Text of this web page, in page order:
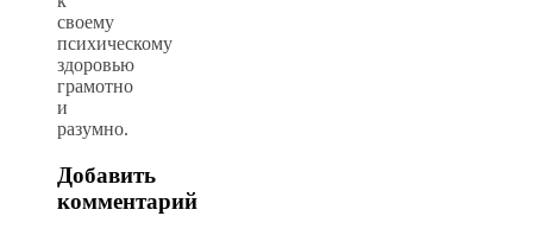
своему
психическому
здоровью
грамотно
и
разумно.
Добавить
комментарий